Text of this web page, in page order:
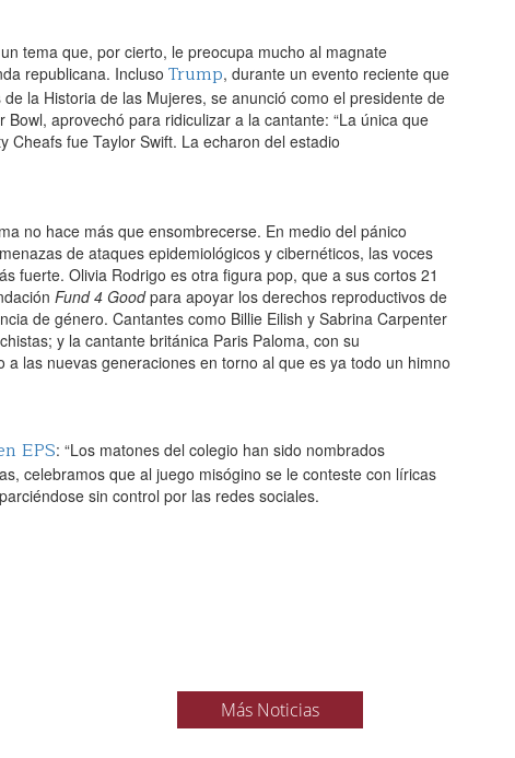
tema que, por cierto, le preocupa mucho al magnate
republicana. Incluso Trump, durante un evento reciente que
la Historia de las Mujeres, se anunció como el presidente de
aprovechó para ridiculizar a la cantante: “La única que
Cheafs fue Taylor Swift. La echaron del estadio
no hace más que ensombrecerse. En medio del pánico
de ataques epidemiológicos y cibernéticos, las voces
fuerte. Olivia Rodrigo es otra figura pop, que a sus cortos 21
Fund 4 Goodpara apoyar los derechos reproductivos de
de género. Cantantes como Billie Eilish y Sabrina Carpenter
y la cantante británica Paris Paloma, con su
a las nuevas generaciones en torno al que es ya todo un himno
EPS: “Los matones del colegio han sido nombrados
celebramos que al juego misógino se le conteste con líricas
sin control por las redes sociales.
Más Noticias